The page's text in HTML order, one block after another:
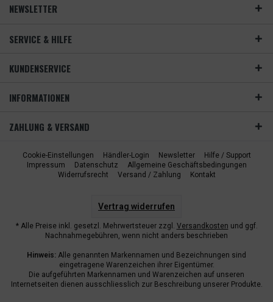
NEWSLETTER
SERVICE & HILFE
KUNDENSERVICE
INFORMATIONEN
ZAHLUNG & VERSAND
Cookie-Einstellungen Händler-Login Newsletter
Hilfe / Support
Impressum
Datenschutz
Allgemeine Geschäftsbedingungen
Widerrufsrecht
Versand / Zahlung Kontakt
Vertrag widerrufen
* Alle Preise inkl. gesetzl. Mehrwertsteuer zzgl. Versandkosten und ggf.
Nachnahmegebühren, wenn nicht anders beschrieben
Hinweis: Alle genannten Markennamen und Bezeichnungen sind
eingetragene Warenzeichen ihrer Eigentümer.
Die aufgeführten Markennamen und Warenzeichen auf unseren
Internetseiten dienen ausschliesslich zur Beschreibung unserer Produkte.